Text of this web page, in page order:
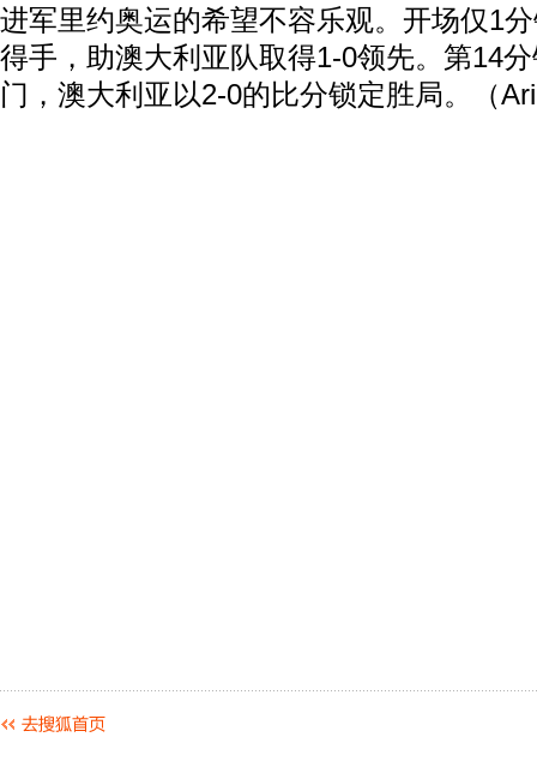
进军里约奥运的希望不容乐观。开场仅1
得手，助澳大利亚队取得1-0领先。第14
门，澳大利亚以2-0的比分锁定胜局。（